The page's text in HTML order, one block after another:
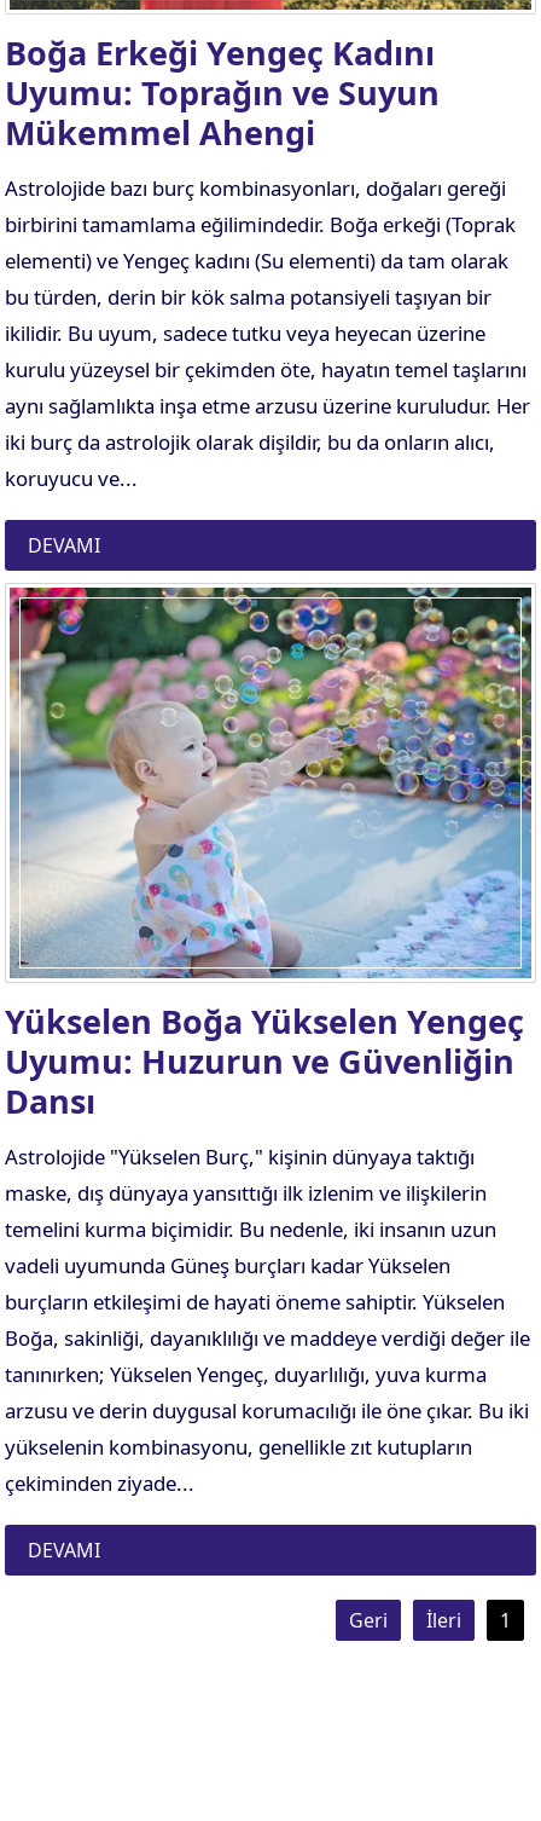
Boğa Erkeği Yengeç Kadını
Uyumu: Toprağın ve Suyun
Mükemmel Ahengi
Astrolojide bazı burç kombinasyonları, doğaları gereği
birbirini tamamlama eğilimindedir. Boğa erkeği (Toprak
elementi) ve Yengeç kadını (Su elementi) da tam olarak
bu türden, derin bir kök salma potansiyeli taşıyan bir
ikilidir. Bu uyum, sadece tutku veya heyecan üzerine
kurulu yüzeysel bir çekimden öte, hayatın temel taşlarını
aynı sağlamlıkta inşa etme arzusu üzerine kuruludur. Her
iki burç da astrolojik olarak dişildir, bu da onların alıcı,
koruyucu ve...
DEVAMI
Yükselen Boğa Yükselen Yengeç
Uyumu: Huzurun ve Güvenliğin
Dansı
Astrolojide "Yükselen Burç," kişinin dünyaya taktığı
maske, dış dünyaya yansıttığı ilk izlenim ve ilişkilerin
temelini kurma biçimidir. Bu nedenle, iki insanın uzun
vadeli uyumunda Güneş burçları kadar Yükselen
burçların etkileşimi de hayati öneme sahiptir. Yükselen
Boğa, sakinliği, dayanıklılığı ve maddeye verdiği değer ile
tanınırken; Yükselen Yengeç, duyarlılığı, yuva kurma
arzusu ve derin duygusal korumacılığı ile öne çıkar. Bu iki
yükselenin kombinasyonu, genellikle zıt kutupların
çekiminden ziyade...
DEVAMI
Geri İleri 1